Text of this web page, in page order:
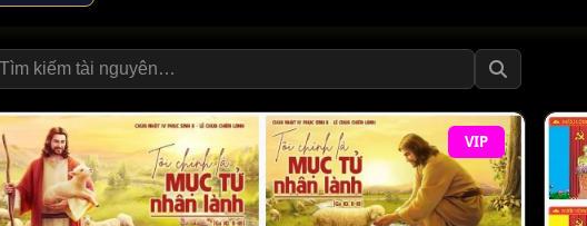
VIP